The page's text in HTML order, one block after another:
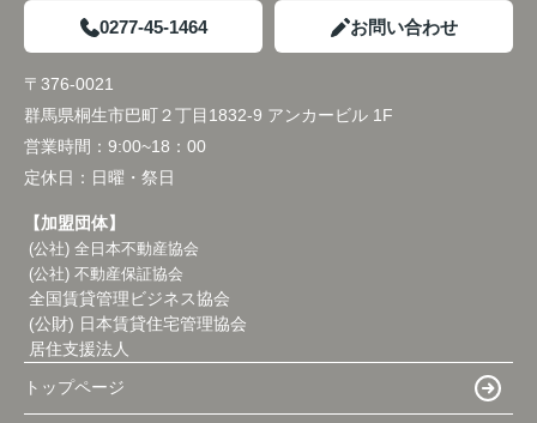
0277-45-1464 お問い合わせ
〒376-0021
群馬県桐生市巴町２丁目1832-9 アンカービル 1F
営業時間： 9:00~18：00
定休日： 日曜・祭日
【加盟団体】
(公社) 全日本不動産協会
(公社) 不動産保証協会
全国賃貸管理ビジネス協会
(公財) 日本賃貸住宅管理協会
居住支援法人
トップページ